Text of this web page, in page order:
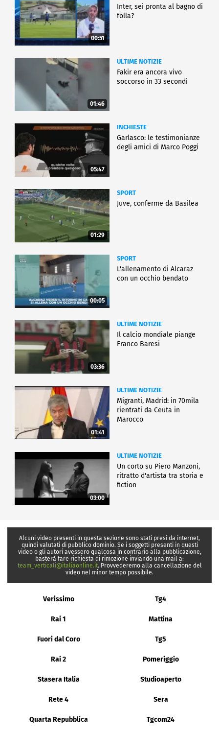
00:51
Inter, sei pronta al bagno di
folla?
01:46
ULTIME NOTIZIE
Fakir era ancora vivo
soccorso in 33 secondi
05:47
INCHIESTE
Garlasco: le testimonianze
degli amici di Marco Poggi
01:29
SPORT
Juve, conferme da Basilea
00:05
SPORT
L'allenamento di Alcaraz
con un occhio bendato
03:36
ULTIME NOTIZIE
Il calcio mondiale piange
Franco Baresi
01:41
ULTIME NOTIZIE
Migranti, Madrid: in 70mila
rientrati da Ceuta in
Marocco
03:00
ULTIME NOTIZIE
Un corto su Piero Manzoni,
ritratto d'artista tra storia e
fiction
Alcuni video presenti in questa sezione sono stati presi da internet,
quindi valutati di pubblico dominio. Se i soggetti presenti in questi
video o gli autori avessero qualcosa in contrario alla pubblicazione,
basterà fare richiesta di rimozione inviando una mail a:
team_verticali@italiaonline.it. Provvederemo alla cancellazione del
video nel minor tempo possibile.
Verissimo Tg4
Rai 1 Mattina
Fuori dal Coro Tg5
Rai 2 Pomeriggio
Stasera Italia Studioaperto
Rete 4 Sera
Quarta Repubblica Tgcom24